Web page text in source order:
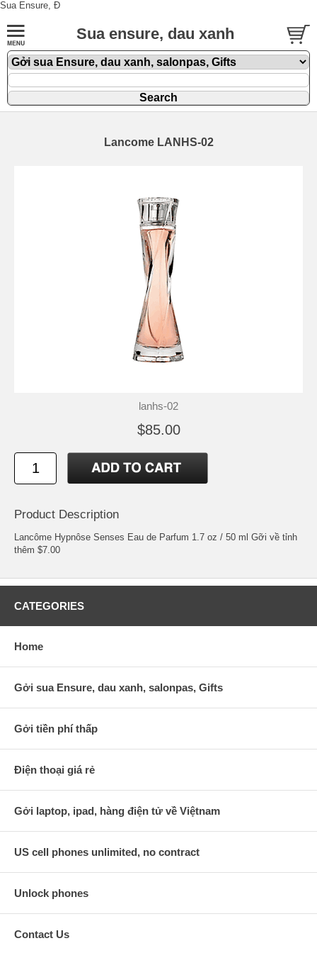
Sua Ensure, Đ
Sua ensure, dau xanh
Lancome LANHS-02
lanhs-02
$85.00
Product Description
Lancôme Hypnôse Senses Eau de Parfum 1.7 oz / 50 ml Gỡi về tỉnh
thêm $7.00
CATEGORIES
Home
Gởi sua Ensure, dau xanh, salonpas, Gifts
Gởi tiền phí thấp
Điện thoại giá rẻ
Gởi laptop, ipad, hàng điện tử về Việtnam
US cell phones unlimited, no contract
Unlock phones
Contact Us